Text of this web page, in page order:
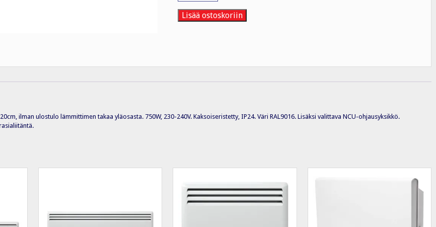
07
750W
IP24
Lisää ostoskoriin
ilman ulostulo lämmittimen takaa yläosasta. 750W, 230-240V. Kaksoiseristetty, IP24. Väri RAL9016. Lisäksi valittava NCU-ohjausyksikkö.